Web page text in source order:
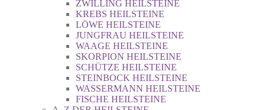
ZWILLING HEILSTEINE
KREBS HEILSTEINE
LÖWE HEILSTEINE
JUNGFRAU HEILSTEINE
WAAGE HEILSTEINE
SKORPION HEILSTEINE
SCHÜTZE HEILSTEINE
STEINBOCK HEILSTEINE
WASSERMANN HEILSTEINE
FISCHE HEILSTEINE